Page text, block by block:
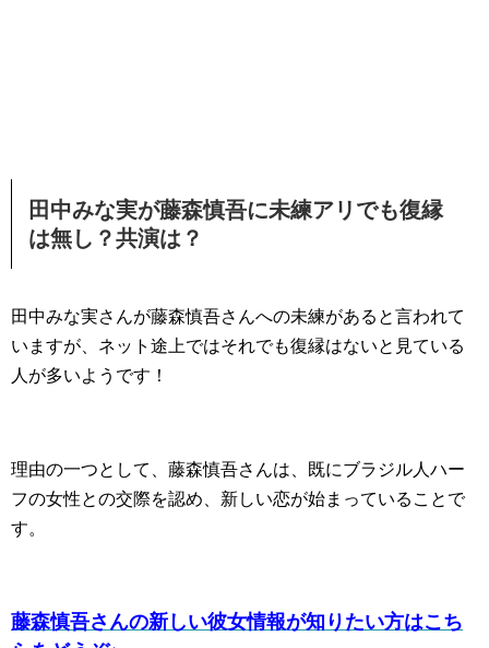
田中みな実が藤森慎吾に未練アリでも復縁
は無し？共演は？
田中みな実さんが藤森慎吾さんへの未練があると言われて
いますが、ネット途上ではそれでも復縁はないと見ている
人が多いようです！
理由の一つとして、藤森慎吾さんは、既にブラジル人ハー
フの女性との交際を認め、新しい恋が始まっていることで
す。
藤森慎吾さんの新しい彼女情報が知りたい方はこち